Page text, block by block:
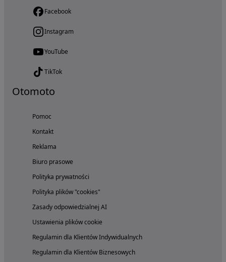
Facebook
Instagram
YouTube
TikTok
Otomoto
Pomoc
Kontakt
Reklama
Biuro prasowe
Polityka prywatności
Polityka plików "cookies"
Zasady odpowiedzialnej AI
Ustawienia plików cookie
Regulamin dla Klientów Indywidualnych
Regulamin dla Klientów Biznesowych